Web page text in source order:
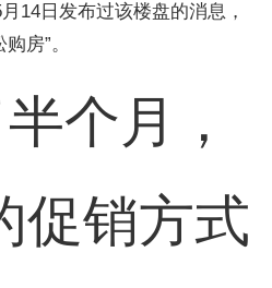
14日发布过该楼盘的消息，
房”。
个月，
促销方式